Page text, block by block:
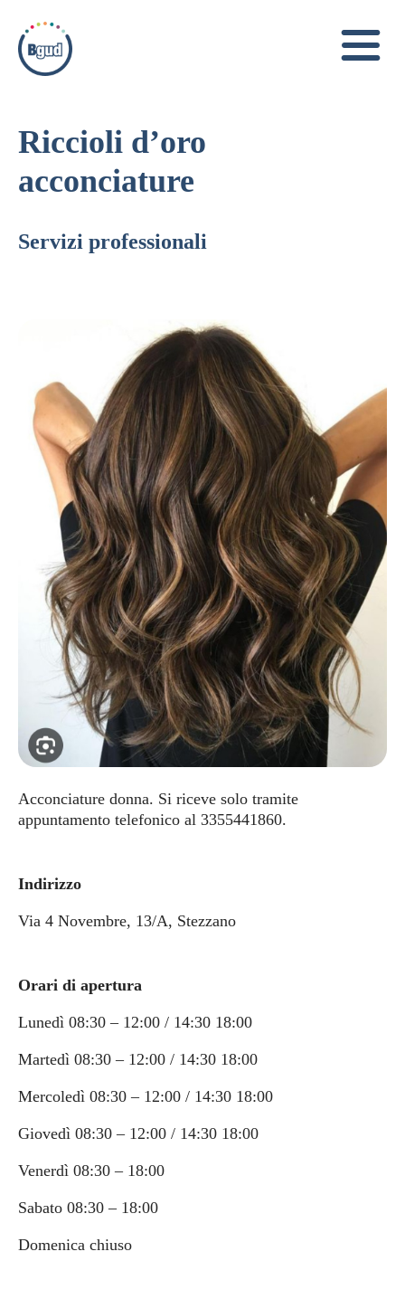
Acconciature donna. Si riceve solo tramite
appuntamento telefonico al 3355441860.
Indirizzo
Via 4 Novembre, 13/A, Stezzano
Orari di apertura
Lunedì 08:30 – 12:00 / 14:30 18:00
Martedì 08:30 – 12:00 / 14:30 18:00
Mercoledì 08:30 – 12:00 / 14:30 18:00
Giovedì 08:30 – 12:00 / 14:30 18:00
Venerdì 08:30 – 18:00
Sabato 08:30 – 18:00
Domenica chiuso
Riccioli d’oro
acconciature
Servizi professionali